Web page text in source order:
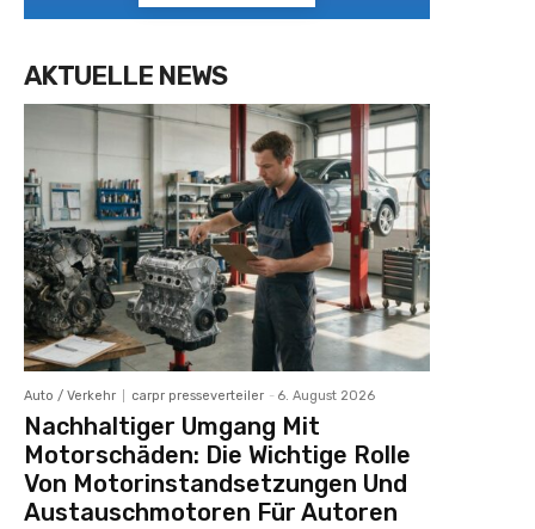
AKTUELLE NEWS
Auto / Verkehr carpr presseverteiler - 6. August 2026
Nachhaltiger Umgang Mit
Motorschäden: Die Wichtige Rolle
Von Motorinstandsetzungen Und
Austauschmotoren Für Autoren